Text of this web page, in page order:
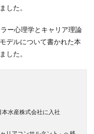
した。
ー心理学とキャリア理論
デルについて書かれた本
した。
水産株式会社に入社